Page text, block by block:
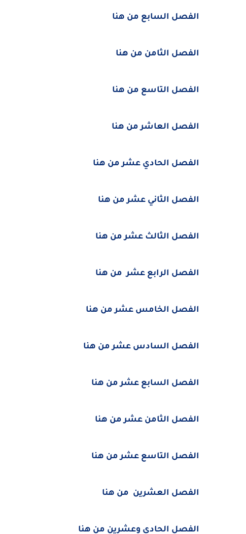
الفصل السابع من هنا
الفصل الثامن من هنا
الفصل التاسع من هنا
الفصل العاشر من هنا
الفصل الحادي عشر من هنا
الفصل الثاني عشر من هنا
الفصل الثالث عشر من هنا
الفصل الرابع عشر من هنا
الفصل الخامس عشر من هنا
الفصل السادس عشر من هنا
الفصل السابع عشر من هنا
الفصل الثامن عشر من هنا
الفصل التاسع عشر من هنا
الفصل العشرين من هنا
الفصل الحادي وعشرين من هنا